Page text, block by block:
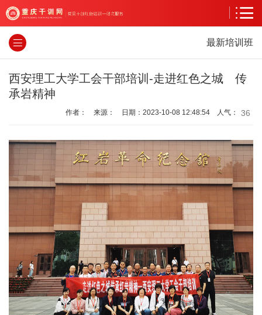
最新培训班
西安理工大学工会干部培训-走进红色之城 传
承岩精神
作者： 来源： 日期：2023-10-08 12:48:54 人气： 36